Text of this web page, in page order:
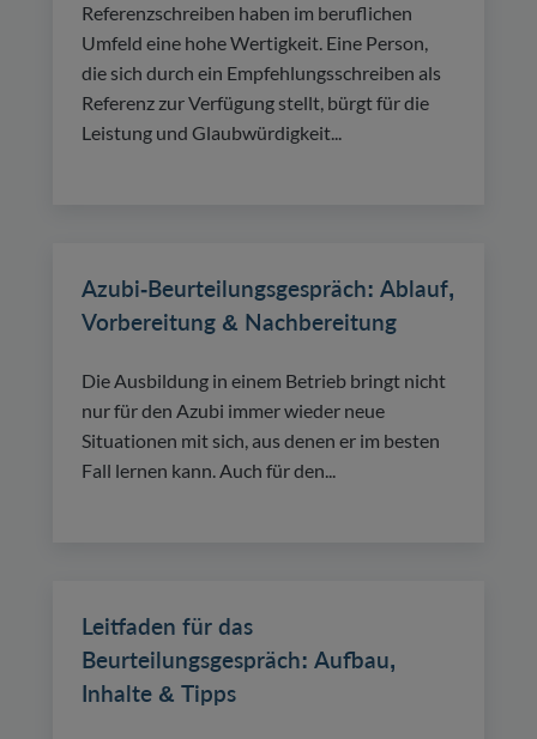
Referenzschreiben haben im beruflichen
Umfeld eine hohe Wertigkeit. Eine Person,
die sich durch ein Empfehlungsschreiben als
Referenz zur Verfügung stellt, bürgt für die
Leistung und Glaubwürdigkeit...
Azubi-Beurteilungsgespräch: Ablauf,
Vorbereitung & Nachbereitung
Die Ausbildung in einem Betrieb bringt nicht
nur für den Azubi immer wieder neue
Situationen mit sich, aus denen er im besten
Fall lernen kann. Auch für den...
Leitfaden für das
Beurteilungsgespräch: Aufbau,
Inhalte & Tipps